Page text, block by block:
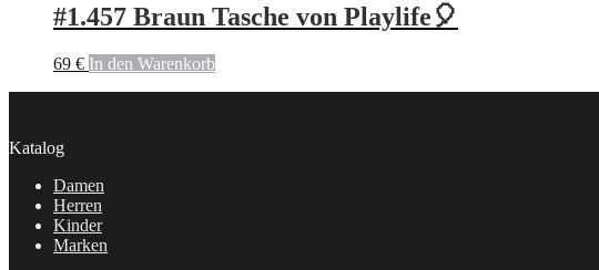
#1.457 Braun Tasche von Playlife🎈
69 € In den Warenkorb
Katalog
Damen
Herren
Kinder
Marken